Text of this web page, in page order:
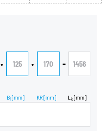
• 125
Bi [mm]
• 170
KR[mm]
- 1456
Lk [mm]